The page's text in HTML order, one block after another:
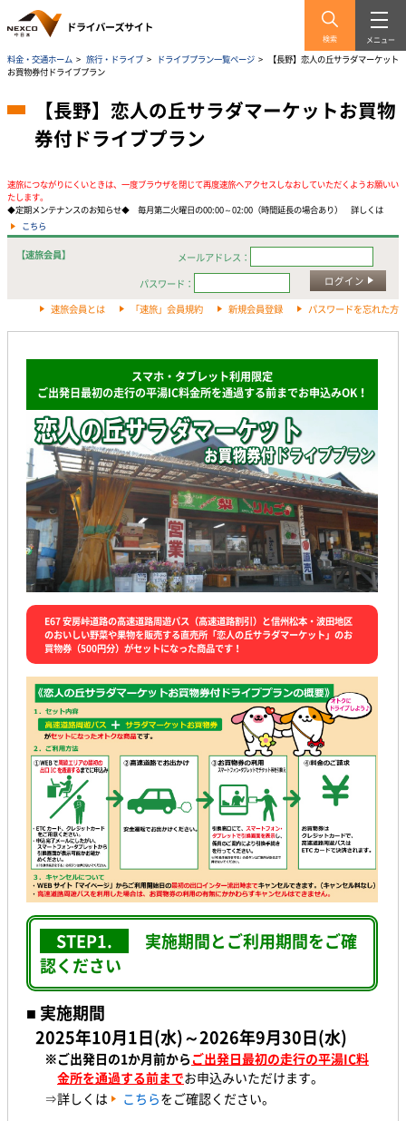
検索 メニュー
料金・交通ホーム > 旅行・ドライブ > ドライブプラン一覧ページ >
【長野】恋人の丘サラダマーケット
お買物券付ドライブプラン
【長野】恋人の丘サラダマーケットお買物
券付ドライブプラン
速旅につながりにくいときは、一度ブラウザを閉じて再度速旅へアクセスしなおしていただくようお願いい
たします。
◆定期メンテナンスのお知らせ◆ 毎月第二火曜日の00:00～02:00（時間延長の場合あり） 詳しくは
こちら
【速旅会員】
メールアドレス：
パスワード：
ログイン
速旅会員とは 「速旅」会員規約 新規会員登録 パスワードを忘れた方
スマホ・ タブレット利用限定
ご出発日最初の走行の平湯IC料金所を通過する前までお申込みOK！
E67 安房峠道路の高速道路周遊パス（高速道路割引）と信州松本・波田地区
のおいしい野菜や果物を販売する直売所「恋人の丘サラダマーケット」のお
買物券（500円分）がセットになった商品です！
STEP1.
実施期間とご利用期間をご確
認ください
■ 実施期間
2025年10月1日(水)～2026年9月30日(水)
※ご出発日の1か月前からご出発日最初の走行の平湯IC料
金所を通過する前までお申込みいただけます。
⇒詳しくは
こちらをご確認ください。